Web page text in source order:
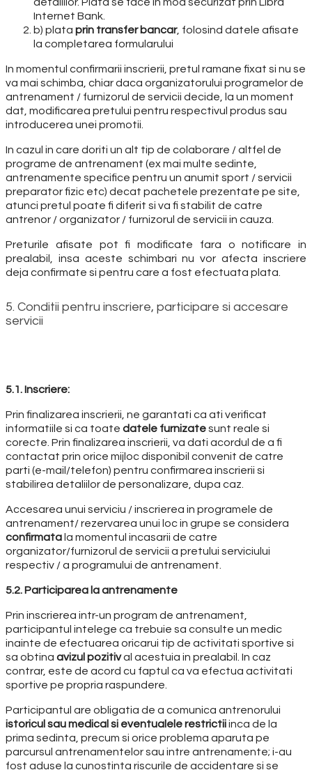
Internet Bank.
b) plata prin transfer bancar, folosind datele afisate
la completarea formularului
In momentul confirmarii inscrierii, pretul ramane fixat si nu se
va mai schimba, chiar daca organizatorului programelor de
antrenament / furnizorul de servicii decide, la un moment
dat, modificarea pretului pentru respectivul produs sau
introducerea unei promotii.
In cazul in care doriti un alt tip de colaborare / altfel de
programe de antrenament (ex mai multe sedinte,
antrenamente specifice pentru un anumit sport / servicii
preparator fizic etc) decat pachetele prezentate pe site,
atunci pretul poate fi diferit si va fi stabilit de catre
antrenor / organizator / furnizorul de servicii in cauza.
Preturile afisate pot fi modificate fara o notificare in
prealabil, insa aceste schimbari nu vor afecta inscriere
deja confirmate si pentru care a fost efectuata plata.
5. Conditii pentru inscriere, participare si accesare
servicii
5.1. Inscriere:
Prin finalizarea inscrierii, ne garantati ca ati verificat
informatiile si ca toate datele furnizatesunt reale si
corecte. Prin finalizarea inscrierii, va dati acordul de a fi
contactat prin orice mijloc disponibil convenit de catre
parti (e-mail/telefon) pentru confirmarea inscrierii si
stabilirea detaliilor de personalizare, dupa caz.
Accesarea unui serviciu / inscrierea in programele de
antrenament/ rezervarea unui loc in grupe se considera
confirmata la momentul incasarii de catre
organizator/furnizorul de servicii a pretului serviciului
respectiv / a programului de antrenament.
5.2. Participarea la antrenamente
Prin inscrierea intr-un program de antrenament,
participantul intelege ca trebuie sa consulte un medic
inainte de efectuarea oricarui tip de activitati sportive si
sa obtina avizul pozitival acestuia in prealabil. In caz
contrar, este de acord cu faptul ca va efectua activitati
sportive pe propria raspundere.
Participantul are obligatia de a comunica antrenorului
istoricul sau medical si eventualele restrictiiinca de la
prima sedinta, precum si orice problema aparuta pe
parcursul antrenamentelor sau intre antrenamente; i-au
fost aduse la cunostinta riscurile de accidentare si se